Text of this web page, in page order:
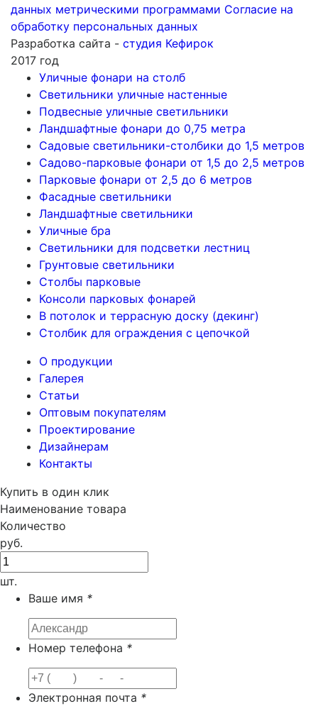
данных метрическими программами Согласие на
обработку персональных данных
Разработка сайта - студия Кефирок
2017 год
Уличные фонари на столб
Светильники уличные настенные
Подвесные уличные светильники
Ландшафтные фонари до 0,75 метра
Садовые светильники-столбики до 1,5 метров
Садово-парковые фонари от 1,5 до 2,5 метров
Парковые фонари от 2,5 до 6 метров
Фасадные светильники
Ландшафтные светильники
Уличные бра
Светильники для подсветки лестниц
Грунтовые светильники
Столбы парковые
Консоли парковых фонарей
В потолок и террасную доску (декинг)
Столбик для ограждения с цепочкой
О продукции
Галерея
Статьи
Оптовым покупателям
Проектирование
Дизайнерам
Контакты
Купить в один клик
Наименование товара
Количество
руб.
шт.
Ваше имя *
Номер телефона *
Электронная почта *